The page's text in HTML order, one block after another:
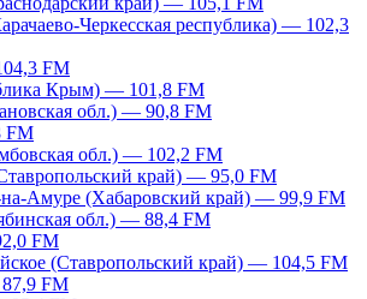
Черкесская республика) — 102,3
FM
Крым) — 101,8 FM
обл.) — 90,8 FM
FM
обл.) — 102,2 FM
край) — 95,0 FM
Амуре (Хабаровский край) — 99,9 FM
обл.) — 88,4 FM
FM
(Ставропольский край) — 104,5 FM
FM